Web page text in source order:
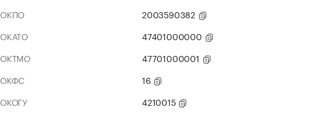
ОКПО
2003590382
ОКАТО
47401000000
ОКТМО
47701000001
ОКФС
16
ОКОГУ
4210015